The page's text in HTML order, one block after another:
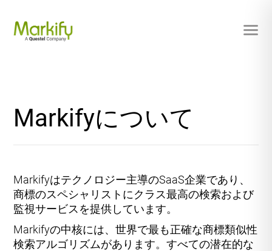
Markifyについて
Markifyはテクノロジー主導のSaaS企業であり、
商標のスペシャリストにクラス最高の検索および
監視サービスを提供しています。
Markifyの中核には、世界で最も正確な商標類似性
検索アルゴリズムがあります。すべての潜在的な